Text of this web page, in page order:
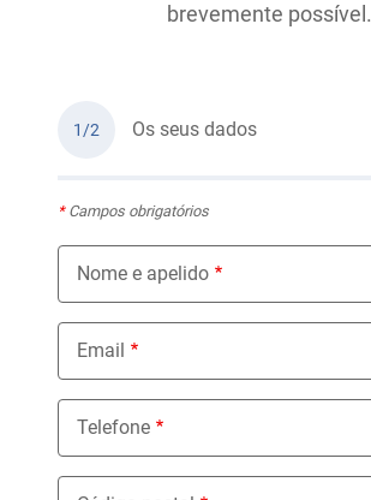
brevemente possível.
1/2 Os seus dados
*Campos obrigatórios
Nome e apelido
Email
Telefone